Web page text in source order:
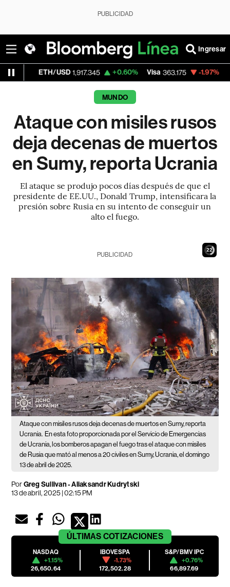
PUBLICIDAD
Ingresar
1,917.345 +0.60% Visa 363.175 -1.97% MercadoLibre
MUNDO
Ataque con misiles rusos
deja decenas de muertos
en Sumy, reporta Ucrania
El ataque se produjo pocos días después de que el
presidente de EE.UU., Donald Trump, intensificara la
presión sobre Rusia en su intento de conseguir un
alto el fuego.
20
PUBLICIDAD
Ataque con misiles rusos deja decenas de muertos en Sumy, reporta
Ucrania. En esta foto proporcionada por el Servicio de Emergencias
de Ucrania, los bomberos apagan el fuego tras el ataque con misiles
de Rusia que mató al menos a 20 civiles en Sumy, Ucrania, el domingo
13 de abril de 2025.
PorGreg Sullivan - Aliaksandr Kudrytski
13 de abril, 2025 | 02:15 PM
ÚLTIMAS COTIZACIONES
NASDAQ
+1.15%
26,650.64
IBOVESPA
-1.73%
172,502.28
S&P/BMV IPC
+0.76%
66,897.69